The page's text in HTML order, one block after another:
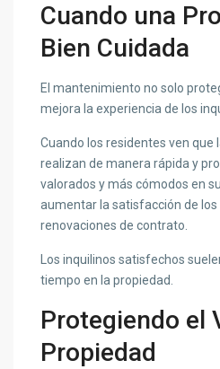
Cuando una
Bien Cuidada
El mantenimiento no solo
mejora la experiencia de los
Cuando los residentes ven que
realizan de manera rápida y
valorados y más cómodos en
aumentar la satisfacción de
renovaciones de contrato.
Los inquilinos satisfechos
tiempo en la propiedad.
Protegiendo el
Propiedad